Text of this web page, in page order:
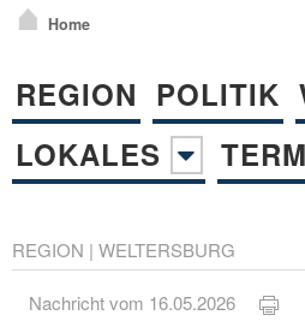
Home
REGION POLITIK
LOKALES
REGION | WELTERSBURG
Nachricht vom 16.05.2026